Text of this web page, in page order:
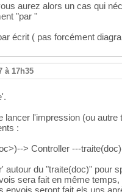
aurez alors un cas qui
"par "
écrit ( pas forcément
à 17h35
lancer l'impression (ou autre
:
> Controller ---
autour du "traite(doc)" pour
sera fait en même temps,